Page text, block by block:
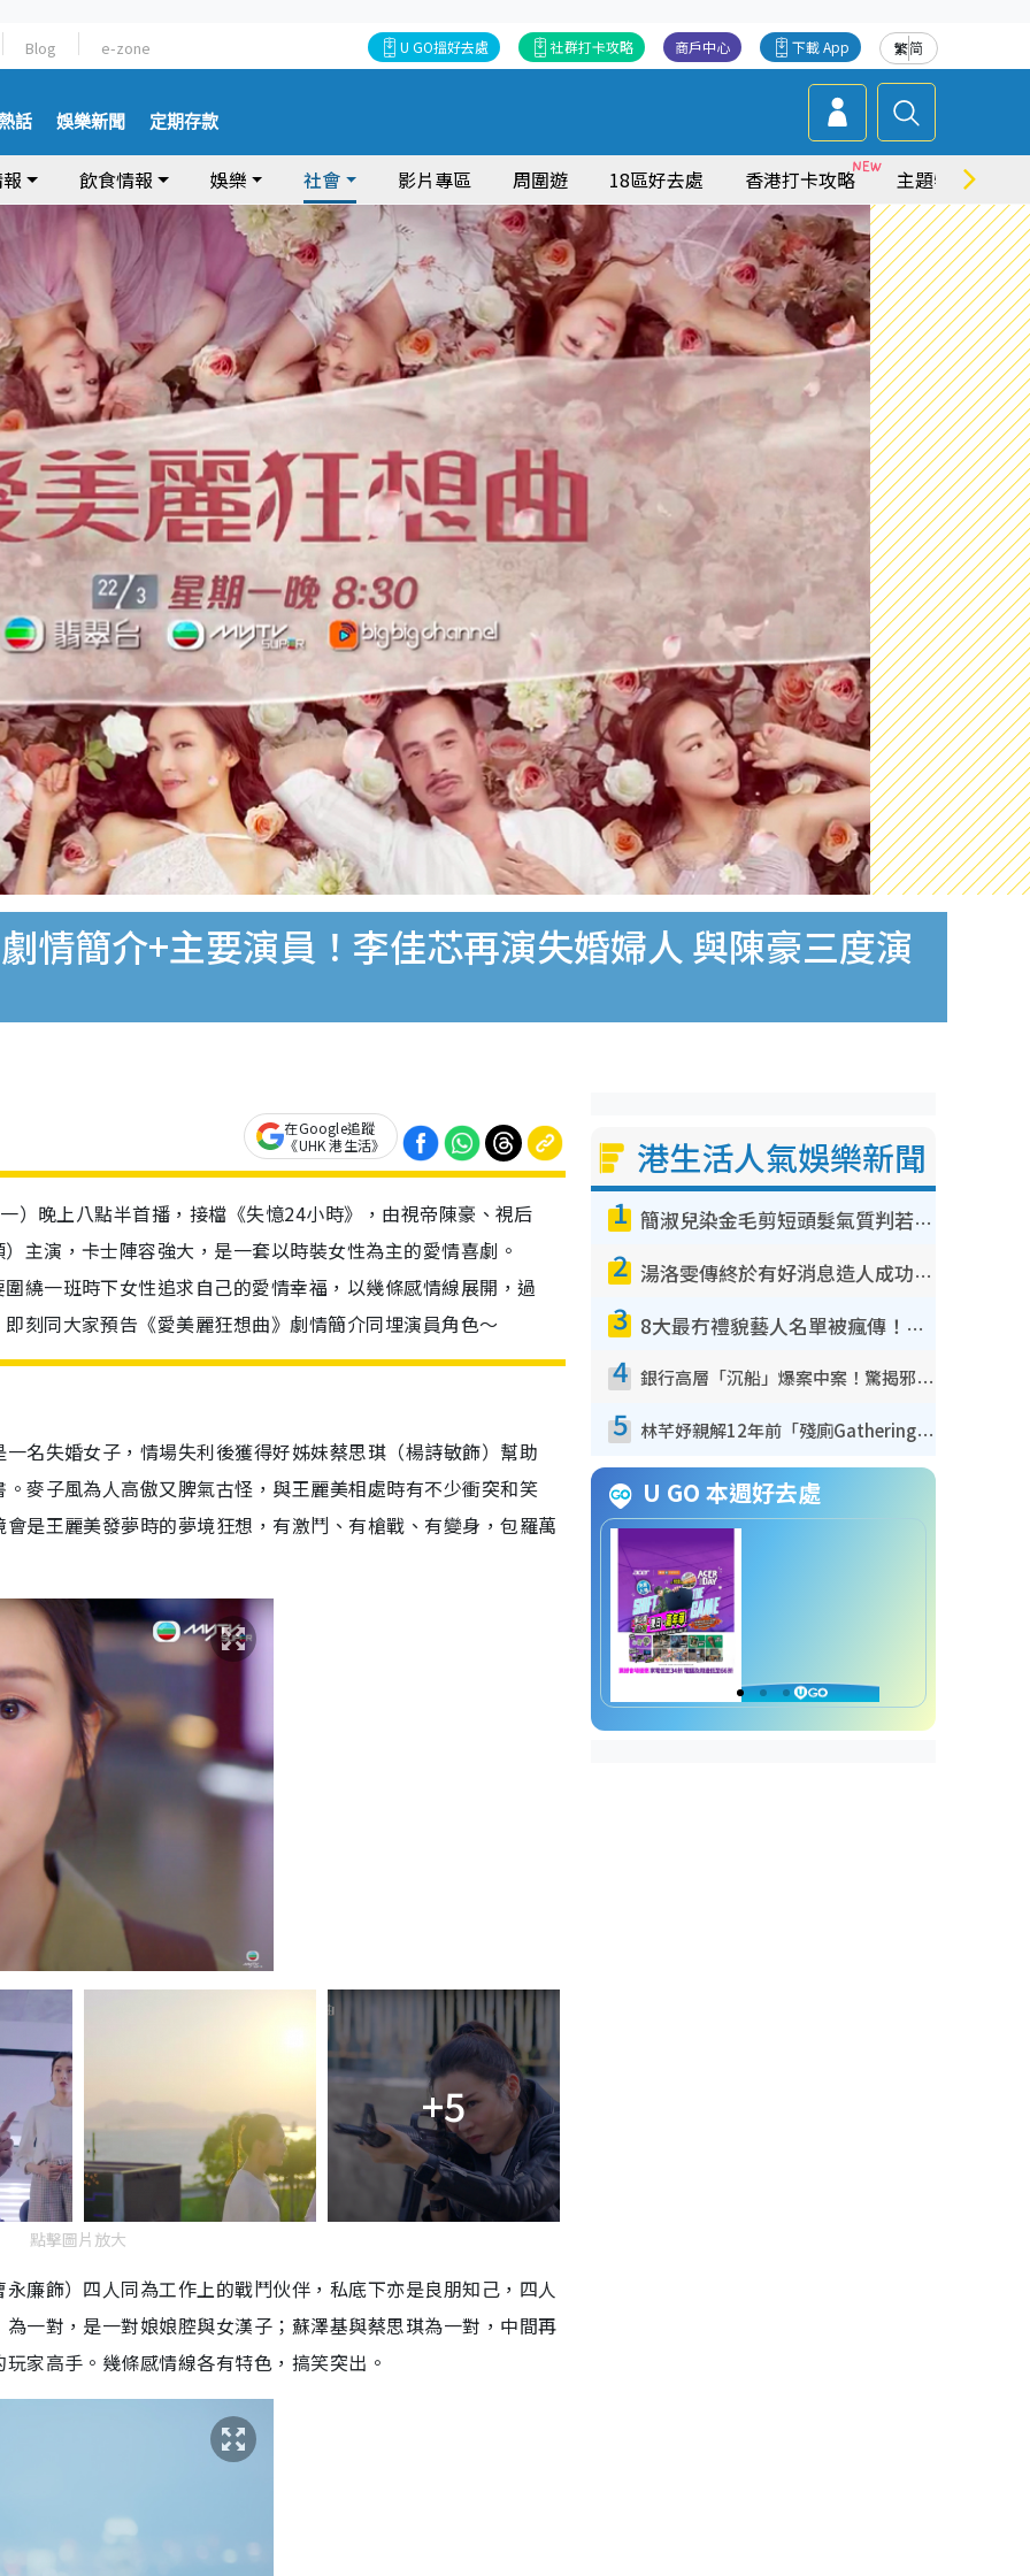
Blog e-zone 繁简
下載 App
商戶中心
社群打卡攻略
U GO搵好去處
話 娛樂新聞 定期存款
飲食情報 娛樂 社會 影片專區 周圍遊 18區好去處 香港打卡攻略 主題特集
情簡介+主要演員！李佳芯再演失婚婦人 與陳豪三度演
在Google追蹤
《UHK 港生活》
）晚上八點半首播，接檔《失憶24小時》，由視帝陳豪、視后
主演，卡士陣容強大，是一套以時裝女性為主的愛情喜劇。
繞一班時下女性追求自己的愛情幸福，以幾條感情線展開，過
刻同大家預告《愛美麗狂想曲》劇情簡介同埋演員角色～
名失婚女子，情場失利後獲得好姊妹蔡思琪（楊詩敏飾）幫助
麥子風為人高傲又脾氣古怪，與王麗美相處時有不少衝突和笑
是王麗美發夢時的夢境狂想，有激鬥、有槍戰、有變身，包羅萬
+5
點擊圖片放大
廉飾）四人同為工作上的戰鬥伙伴，私底下亦是良朋知己，四人
一對，是一對娘娘腔與女漢子；蘇澤基與蔡思琪為一對，中間再
家高手。幾條感情線各有特色，搞笑突出。
港生活人氣娛樂新聞
1 簡淑兒染金毛剪短頭髮氣質判若兩人！嚇壞老公麥大力都認唔出：「你做咩事？」
2 湯洛雯傳終於有好消息造人成功！兩大細節曝孕味極濃惹猜測：大肚婆先會咁！
3 8大最冇禮貌藝人名單被瘋傳！網民揭發明星真面目 一致數臭呢位係無品天花板？
4 銀行高層「沉船」爆案中案！驚揭邪教洗腦操控賣淫被吞600萬 幕後黑手講多錯多
5 林芊妤親解12年前「殘廁Gathering」真相！高層解約一句話重創尊嚴至今拒返TVB
U GO 本週好去處